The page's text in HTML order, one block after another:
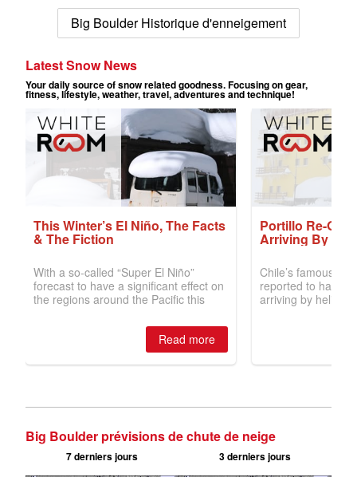
Big Boulder Historique d'enneigement
Big Boulder prévisions de chute de neige
7 derniers jours 3 derniers jours